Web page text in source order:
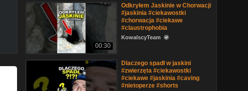
00:30
Odkryłem Jaskinie w Chorwacji
#jaskinia #ciekawostki
#chorwacja #ciekawe
#claustrophobia
KowalscyTeam
Dlaczego spadł w jaskini
#zwierzęta #ciekawostki
#ciekawe #jaskinia #caving
#nietoperze #shorts